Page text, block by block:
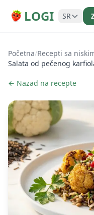
LOGI SR
Početna/Recepti sa
Salata od pečenog
← Nazad na recepte